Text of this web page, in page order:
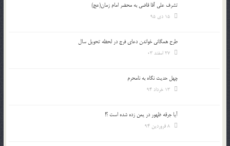
تشرف علي آقا قاضي به محضر امام زمان(عج)
طرح همگانی خواندن دعای فرج در لحظه تحویل سال
چهل حدیث نگاه به نامحرم
آیا جرقه ظهور در یمن زده شده است ؟!